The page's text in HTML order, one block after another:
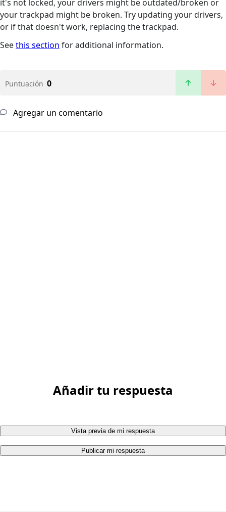
it's not locked, your drivers might be outdated/broken or
your trackpad might be broken. Try updating your drivers,
or if that doesn't work, replacing the trackpad.
Seethis section for additional information.
Puntuación 0
Agregar un comentario
Añadir tu respuesta
Vista previa de mi respuesta
Publicar mi respuesta